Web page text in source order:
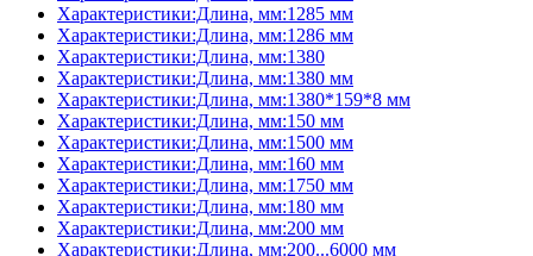
Характеристики:Длина, мм:1285 мм
Характеристики:Длина, мм:1286 мм
Характеристики:Длина, мм:1380
Характеристики:Длина, мм:1380 мм
Характеристики:Длина, мм:1380*159*8 мм
Характеристики:Длина, мм:150 мм
Характеристики:Длина, мм:1500 мм
Характеристики:Длина, мм:160 мм
Характеристики:Длина, мм:1750 мм
Характеристики:Длина, мм:180 мм
Характеристики:Длина, мм:200 мм
Характеристики:Длина, мм:200...6000 мм